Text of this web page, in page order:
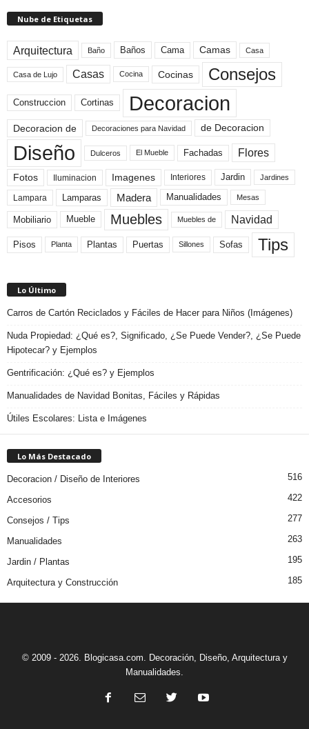
Nube de Etiquetas
Arquitectura Baño Baños Cama Camas Casa
Casa de Lujo Casas Cocina Cocinas Consejos
Construccion Cortinas Decoracion
Decoracion de Decoraciones para Navidad de Decoracion
Diseño Dulceros El Mueble Fachadas Flores
Fotos Iluminacion Imagenes Interiores Jardin Jardines
Lampara Lamparas Madera Manualidades Mesas
Mobiliario Mueble Muebles Muebles de Navidad
Pisos Planta Plantas Puertas Sillones Sofas Tips
Lo Último
Carros de Cartón Reciclados y Fáciles de Hacer para Niños (Imágenes)
Nuda Propiedad: ¿Qué es?, Significado, ¿Se Puede Vender?, ¿Se Puede
Hipotecar? y Ejemplos
Gentrificación: ¿Qué es? y Ejemplos
Manualidades de Navidad Bonitas, Fáciles y Rápidas
Útiles Escolares: Lista e Imágenes
Lo Más Destacado
Decoracion / Diseño de Interiores 516
Accesorios 422
Consejos / Tips 277
Manualidades 263
Jardin / Plantas 195
Arquitectura y Construcción 185
© 2009 - 2026. Blogicasa.com. Decoración, Diseño, Arquitectura y
Manualidades.